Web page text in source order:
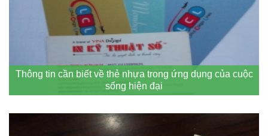
Thông tin cần biết về thẻ nhựa trong ứng dụng của cuộc
sống hiện đại